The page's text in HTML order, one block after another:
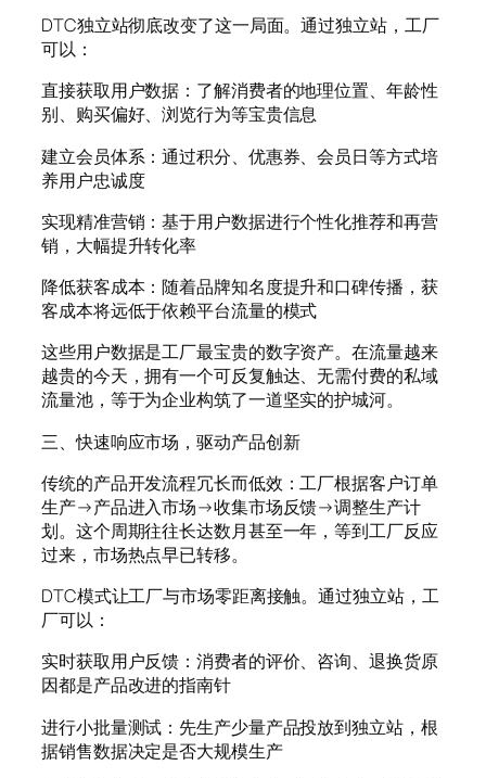
DTC独立站彻底改变了这一局面。通过独立站，工厂
可以：
直接获取用户数据：了解消费者的地理位置、年龄性
别、购买偏好、浏览行为等宝贵信息
建立会员体系：通过积分、优惠券、会员日等方式培
养用户忠诚度
实现精准营销：基于用户数据进行个性化推荐和再营
销，大幅提升转化率
降低获客成本：随着品牌知名度提升和口碑传播，获
客成本将远低于依赖平台流量的模式
这些用户数据是工厂最宝贵的数字资产。在流量越来
越贵的今天，拥有一个可反复触达、无需付费的私域
流量池，等于为企业构筑了一道坚实的护城河。
三、快速响应市场，驱动产品创新
传统的产品开发流程冗长而低效：工厂根据客户订单
生产→产品进入市场→收集市场反馈→调整生产计
划。这个周期往往长达数月甚至一年，等到工厂反应
过来，市场热点早已转移。
DTC模式让工厂与市场零距离接触。通过独立站，工
厂可以：
实时获取用户反馈：消费者的评价、咨询、退换货原
因都是产品改进的指南针
进行小批量测试：先生产少量产品投放到独立站，根
据销售数据决定是否大规模生产